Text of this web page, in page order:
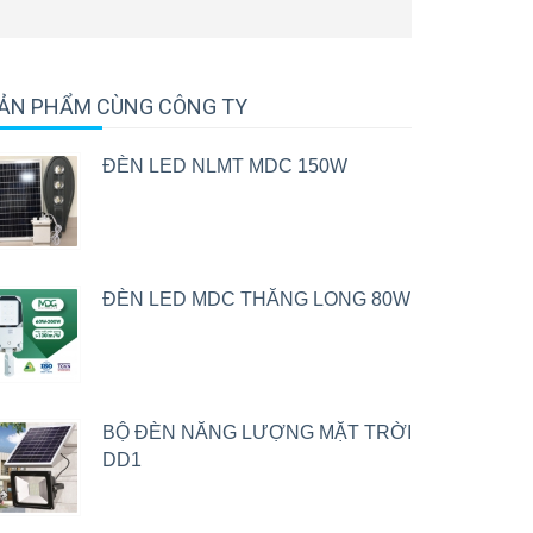
PHẨM CÙNG CÔNG TY
ĐÈN LED NLMT MDC 150W
ĐÈN LED MDC THĂNG LONG 80W
BỘ ĐÈN NĂNG LƯỢNG MẶT TRỜI
DD1